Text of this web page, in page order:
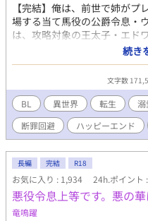
【完結】俺は、前世で姉が
場する当て馬役の公爵令息・
は、攻略対象の王太子・エド
を邪魔する悪役として断罪さ
る。ところが、断罪ルートを
を重ねるうちに、エドワー
に、なんとエドワードも俺を
うで…！？そんな期待に胸を
ン・セシリアの乱入で俺たち
髪垂れ目・ゆるふわ系のフェ
絶美形の悪役令息(？)と、金
ほど努力してる美人系の王子
甘く幸せな恋の物語。 ※主人
します。攻めも受けもお互い
集中してます。キスやえっち
タイトルの後に♡がつきます。
続き
文字数
BL 異世界 転生 溺
断罪回避
ハッピーエンド
長編 完結 R18
お気に入り : 1,934 24h.ポイント
悪役令息上等です。悪の
竜鳴躍